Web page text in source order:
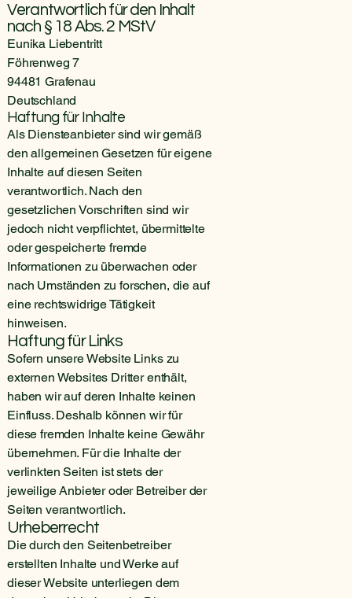
Verantwortlich für den Inhalt
nach § 18 Abs. 2 MStV
Eunika Liebentritt
Föhrenweg 7
94481 Grafenau
Deutschland
Haftung für Inhalte
Als Diensteanbieter sind wir gemäß
den allgemeinen Gesetzen für eigene
Inhalte auf diesen Seiten
verantwortlich. Nach den
gesetzlichen Vorschriften sind wir
jedoch nicht verpflichtet, übermittelte
oder gespeicherte fremde
Informationen zu überwachen oder
nach Umständen zu forschen, die auf
eine rechtswidrige Tätigkeit
hinweisen.
Haftung für Links
Sofern unsere Website Links zu
externen Websites Dritter enthält,
haben wir auf deren Inhalte keinen
Einfluss. Deshalb können wir für
diese fremden Inhalte keine Gewähr
übernehmen. Für die Inhalte der
verlinkten Seiten ist stets der
jeweilige Anbieter oder Betreiber der
Seiten verantwortlich.
Urheberrecht
Die durch den Seitenbetreiber
erstellten Inhalte und Werke auf
dieser Website unterliegen dem